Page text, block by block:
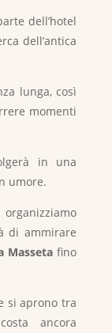
dell’hotel
dell’antica
lunga, così
momenti
in una
umore.
di ammirare
Masseta fino
si aprono tra
ancora